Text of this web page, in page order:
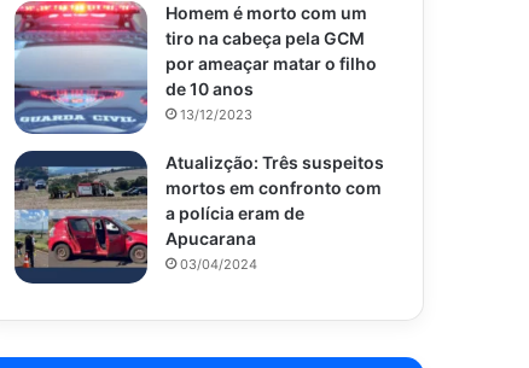
Homem é morto com um
tiro na cabeça pela GCM
por ameaçar matar o filho
de 10 anos
13/12/2023
Atualizção: Três suspeitos
mortos em confronto com
a polícia eram de
Apucarana
03/04/2024